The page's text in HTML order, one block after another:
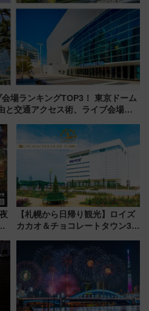
会場ランキングTOP3！ 東京ドーム
と交通アクセス術、ライブ会場に
【札幌から日帰り観光】ロイズ
カカオ＆チョコレートタウン3周
詰め放題を開催、ロイズタウン
駅からのアクセスも